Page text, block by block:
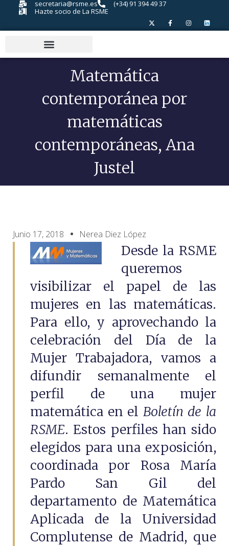
secretaria@rsme.es
(+34) 91 394 49 37
Hazte socio de La RSME
Matemática
contemporánea por
matemáticas
contemporáneas, Ana
Justel
Junio 17, 2018 Nerea Diez López
Desde la RSME
queremos
visibilizar el papel de las
mujeres en las matemáticas.
Para ello, y aprovechando la
celebración del Día de la
Mujer Trabajadora, vamos a
difundir semanalmente el
perfil de una mujer
matemática en el Boletín de la
RSME. Estos perfiles han sido
elegidos para una exposición,
coordinada por Rosa María
Pardo San Gil del
departamento de Matemática
Aplicada de la Universidad
Complutense de Madrid, que